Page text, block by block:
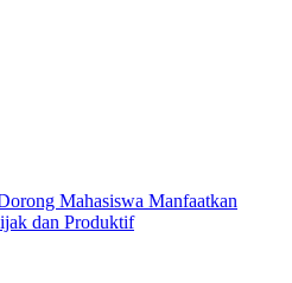
Mahasiswa Manfaatkan
dan Produktif